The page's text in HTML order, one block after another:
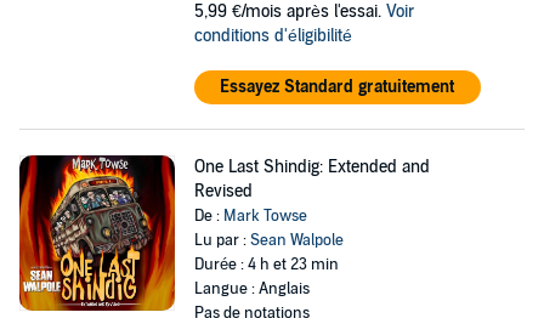
5,99 €/mois après l'essai. Voir
conditions d'éligibilité
Essayez Standard gratuitement
One Last Shindig: Extended and
Revised
De : Mark Towse
Lu par :Sean Walpole
Durée : 4 h et 23 min
Langue : Anglais
Pas de notations